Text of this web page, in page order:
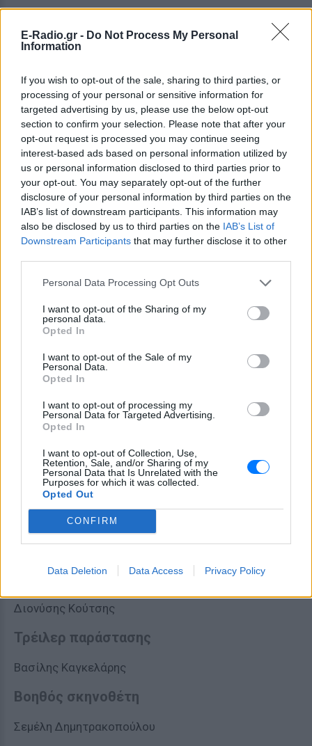
E-Radio.gr - Do Not Process My Personal
Information
If you wish to opt-out of the sale, sharing to third parties, or
processing of your personal or sensitive information for
targeted advertising by us, please use the below opt-out
section to confirm your selection. Please note that after your
opt-out request is processed you may continue seeing
interest-based ads based on personal information utilized by
us or personal information disclosed to third parties prior to
your opt-out. You may separately opt-out of the further
disclosure of your personal information by third parties on the
IAB’s list of downstream participants. This information may
also be disclosed by us to third parties on the IAB’s List of
Downstream Participants that may further disclose it to other
Personal Data Processing Opt Outs
I want to opt-out of the Sharing of my
personal data.
Opted In
I want to opt-out of the Sale of my
Personal Data.
Opted In
I want to opt-out of processing my
Personal Data for Targeted Advertising.
Opted In
I want to opt-out of Collection, Use,
Retention, Sale, and/or Sharing of my
Personal Data that Is Unrelated with the
Purposes for which it was collected.
Opted Out
CONFIRM
Data Deletion Data Access Privacy Policy
Συντελεστές
Σκηνοθεσία
Μετάφραση
Ζαφείρης Χαϊτίδης
Απόδοση
Νικορέστης Χανιωτάκης / Γρηγόρης Βαλτινός
Σκηνικά
Γιάννης Μουρίκης
Κοστούμια
Γιώργος Σεγρεδάκης
Φωτισμοί
Μελίνα Μάσχα
Φωτογραφίες
Διονύσης Κούτσης
Τρέιλερ παράστασης
Βασίλης Καγκελάρης
Βοηθός σκηνοθέτη
Σεμέλη Δημητρακοπούλου